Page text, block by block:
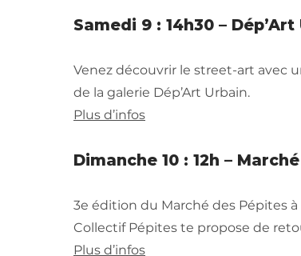
Samedi 9 : 14h30 –
Venez découvrir le street-art avec
de la galerie Dép’Art Urbain.
Plus d’infos
Dimanche 10 : 12h –
3e édition du Marché des Pépites à
Collectif Pépites te propose de
Plus d’infos